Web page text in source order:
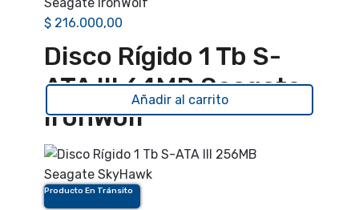
$ 216.000,00
Disco Rígido 1 Tb S-
ATA III 64MB Seagate
IronWolf
Añadir al carrito
Producto En Tránsito